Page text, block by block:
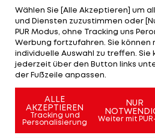
Auch Shooting Guard Lance
20 Punkten eine starke
ist LeBron James mit 24
muss aber 56 Sekunden vor
sechsten Foul vom Parkett.
Donnerstag in Miami.
Mehr zum Thema
Wählen Sie [Alle Akzeptieren] um
und Diensten zuzustimmen oder
PUR Modus, ohne Tracking uns
Werbung fortzufahren. Sie können
individuelle Auswahl zu treffen. Sie
jederzeit über den Button links
der Fußzeile anpassen.
ALLE
AKZEPTIEREN
Tracking und
Personalisierung
NUR
Weiter mit